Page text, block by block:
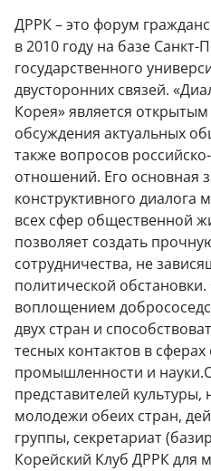
ДРРК – это форум
в 2010 году на базе Санкт-
государственного
двусторонних связей.
Корея» является
обсуждения актуальных
также вопросов
отношений. Его основная
конструктивного диалога
всех сфер общественной
позволяет создать
сотрудничества, не
политической
воплощением
двух стран и
тесных контактов в
промышленности и
представителей
молодежи обеих стран,
группы, секретариат
Корейский Клуб ДРРК для